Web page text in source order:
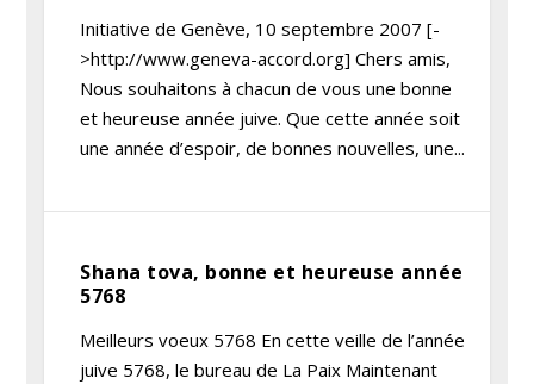
Initiative de Genève, 10 septembre 2007 [-
>http://www.geneva-accord.org] Chers amis,
Nous souhaitons à chacun de vous une bonne
et heureuse année juive. Que cette année soit
une année d’espoir, de bonnes nouvelles, une...
Shana tova, bonne et heureuse année
5768
Meilleurs voeux 5768 En cette veille de l’année
juive 5768, le bureau de La Paix Maintenant